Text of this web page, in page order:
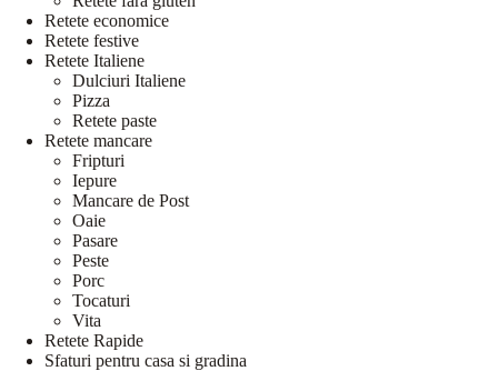
Retete economice
Retete festive
Retete Italiene
Dulciuri Italiene
Pizza
Retete paste
Retete mancare
Fripturi
Iepure
Mancare de Post
Oaie
Pasare
Peste
Porc
Tocaturi
Vita
Retete Rapide
Sfaturi pentru casa si gradina